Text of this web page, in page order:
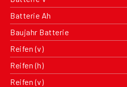
Batterie Ah
Baujahr Batterie
Reifen (v)
Reifen (h)
Reifen (v)